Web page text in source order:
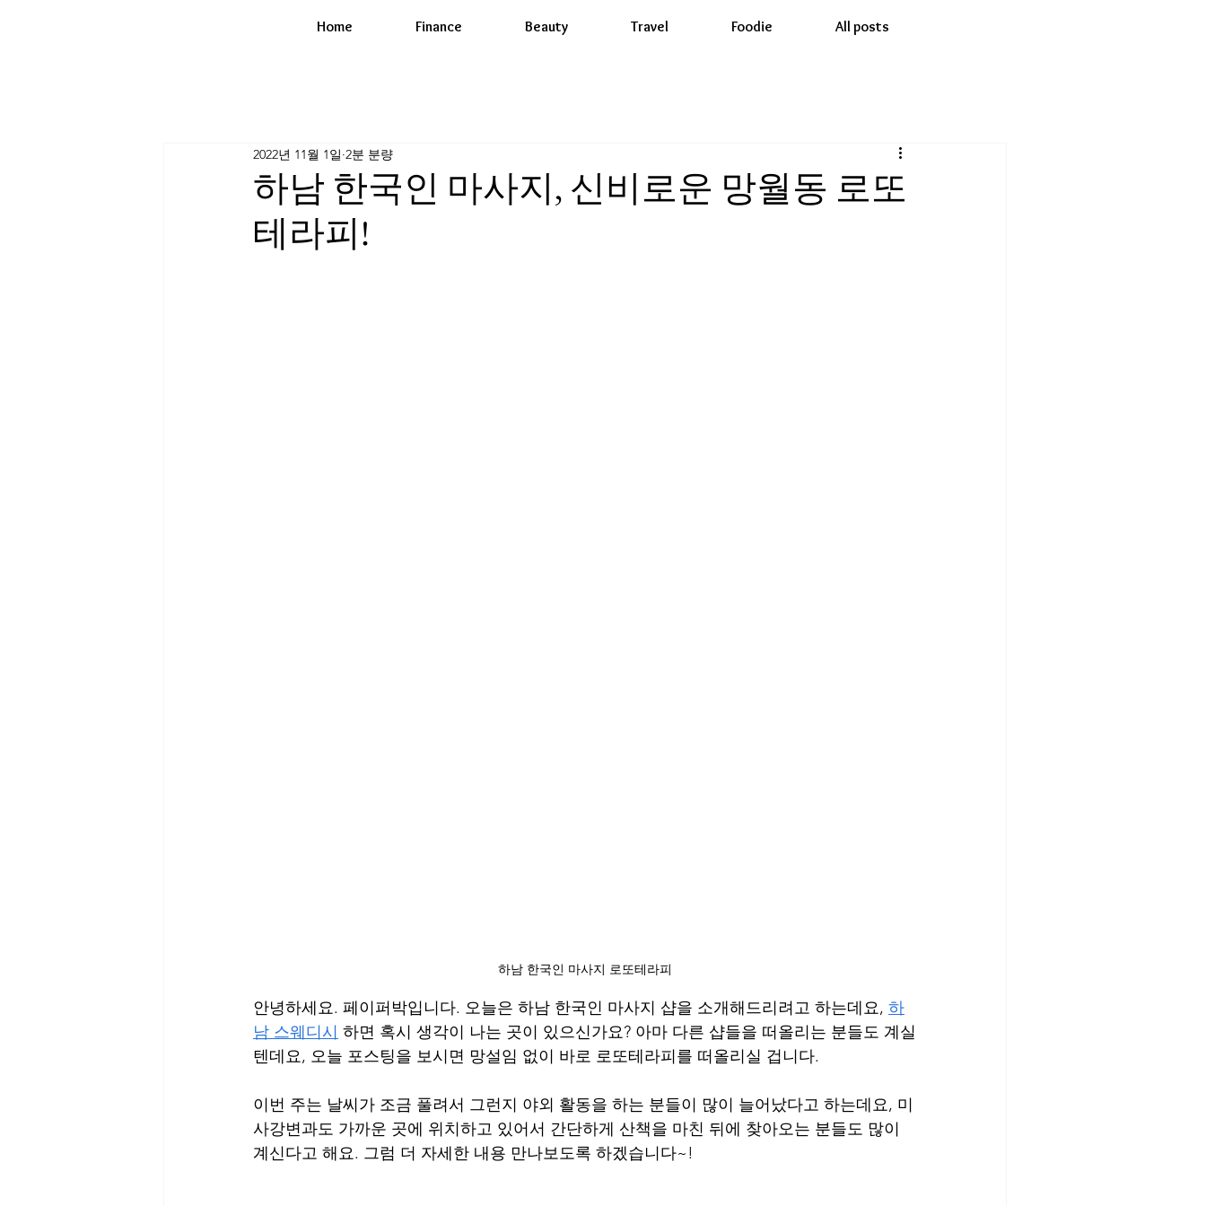
Home Finance Beauty Travel Foodie All posts
하남 한국인 마사지, 신비로운 망월동 로또
테라피!
2022년 11월 1일 2분 분량
하남 한국인 마사지 로또테라피
안녕하세요. 페이퍼박입니다. 오늘은 하남 한국인 마사지 샵을 소개해드리려고 하는데요, 하
남 스웨디시 하면 혹시 생각이 나는 곳이 있으신가요? 아마 다른 샵들을 떠올리는 분들도 계실
텐데요, 오늘 포스팅을 보시면 망설임 없이 바로 로또테라피를 떠올리실 겁니다.
이번 주는 날씨가 조금 풀려서 그런지 야외 활동을 하는 분들이 많이 늘어났다고 하는데요, 미
사강변과도 가까운 곳에 위치하고 있어서 간단하게 산책을 마친 뒤에 찾아오는 분들도 많이
계신다고 해요. 그럼 더 자세한 내용 만나보도록 하겠습니다~!